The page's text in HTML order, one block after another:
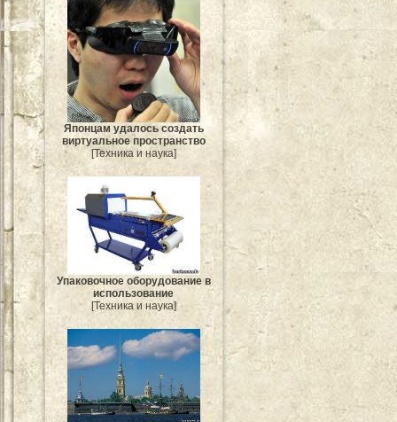
Японцам удалось создать
виртуальное пространство
[Техника и наука]
Упаковочное оборудование в
использование
[Техника и наука]